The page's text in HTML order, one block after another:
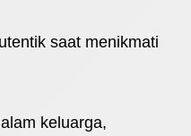
saat menikmati
keluarga,